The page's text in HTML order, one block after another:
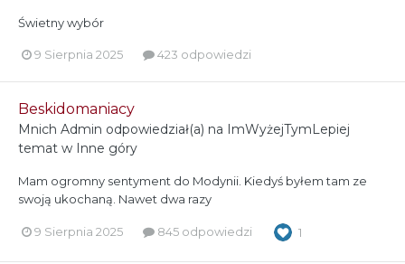
Świetny wybór
9 Sierpnia 2025 423 odpowiedzi
Beskidomaniacy
Mnich Admin odpowiedział(a) na ImWyżejTymLepiej
temat w Inne góry
Mam ogromny sentyment do Modynii. Kiedyś byłem tam ze
swoją ukochaną. Nawet dwa razy
9 Sierpnia 2025 845 odpowiedzi 1